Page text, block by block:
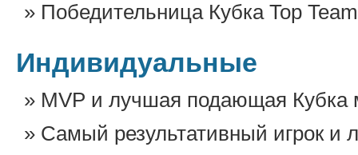
Победительница Кубка Top
Индивидуальные
MVP и лучшая подающая Кубка
Самый результативный игрок